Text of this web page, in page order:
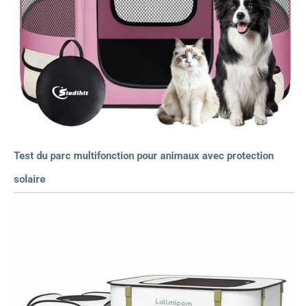
Test du parc multifonction pour animaux avec protection
solaire